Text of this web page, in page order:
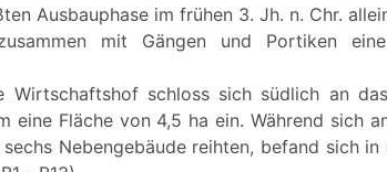
Ausbauphase im frühen 3. Jh. n. Chr.
mit Gängen und Portiken
Wirtschaftshof schloss sich südlich an
eine Fläche von 4,5 ha ein. Während sich
Nebengebäude reihten, befand sich